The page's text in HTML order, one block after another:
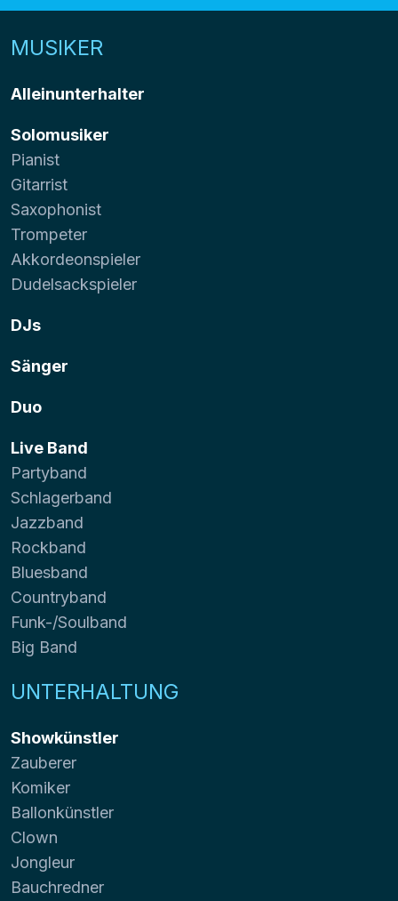
MUSIKER
Alleinunterhalter
Solomusiker
Pianist
Gitarrist
Saxophonist
Trompeter
Akkordeonspieler
Dudelsackspieler
DJs
Sänger
Duo
Live Band
Partyband
Schlagerband
Jazzband
Rockband
Bluesband
Countryband
Funk-/Soulband
Big Band
UNTERHALTUNG
Showkünstler
Zauberer
Komiker
Ballonkünstler
Clown
Jongleur
Bauchredner